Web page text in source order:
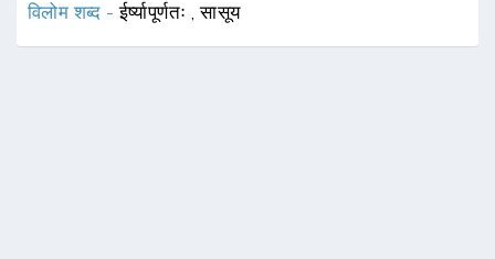
विलोम शब्द -ईर्ष्यापूर्णतः ,सासूय